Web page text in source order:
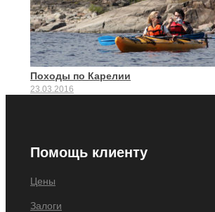
Походы по Карелии
23.03.2016
Помощь клиенту
Цены
Залоги